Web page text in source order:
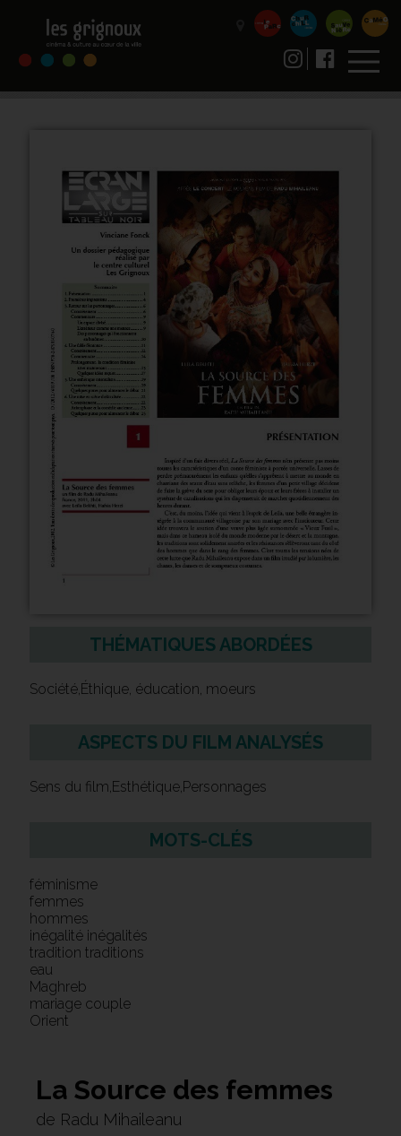
THÉMATIQUES ABORDÉES
Société,Éthique, éducation, moeurs
ASPECTS DU FILM ANALYSÉS
Sens du film,Esthétique,Personnages
MOTS-CLÉS
féminisme
femmes
hommes
inégalité inégalités
tradition traditions
eau
Maghreb
mariage couple
Orient
La Source des femmes
de Radu Mihaileanu